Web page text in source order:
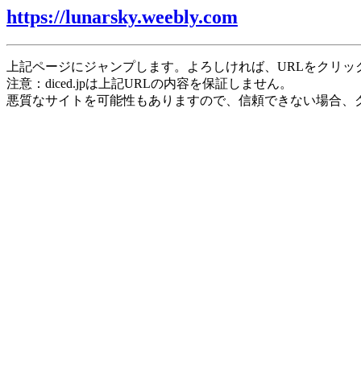
https://lunarsky.weebly.com
上記ページにジャンプします。よろしければ、URLをクリ
注意：diced.jpは上記URLの内容を保証しません。
悪質なサイトを可能性もありますので、信頼できない場合、